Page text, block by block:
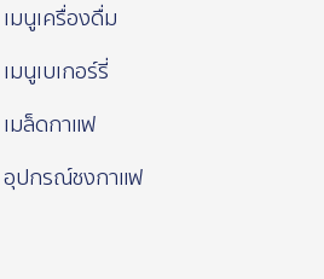
เมนูเครื่องดื่ม
เมนูเบเกอร์รี่
เมล็ดกาแฟ
อุปกรณ์ชงกาแฟ